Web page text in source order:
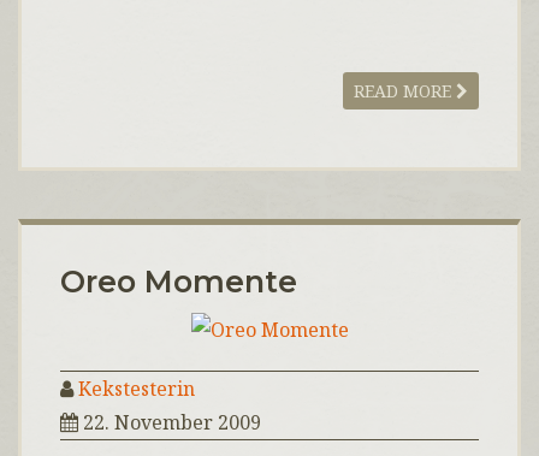
READ MORE
Oreo Momente
Kekstesterin
22. November 2009